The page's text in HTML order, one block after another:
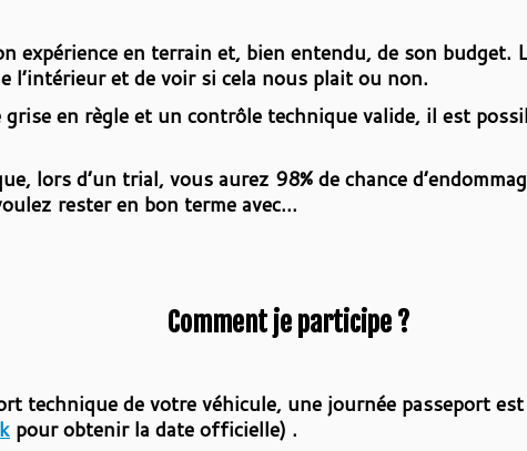
expérience en terrain et, bien entendu, de son budget.
l’intérieur et de voir si cela nous plait ou non.
en règle et un contrôle technique valide, il est
lors d’un trial, vous aurez 98% de chance
rester en bon terme avec…
Comment je participe ?
technique de votre véhicule, une journée passeport
pour obtenir la date officielle) .